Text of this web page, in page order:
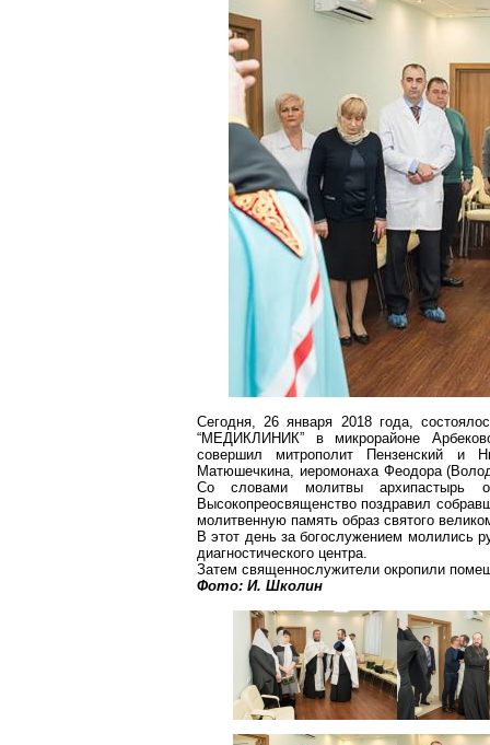
Сегодня, 26 января 2018 года,
“МЕДИКЛИНИК” в микрорайоне
совершил митрополит Пензенский и
Матюшечкина, иеромонаха Феодора
Со словами молитвы архипастырь
Высокопреосвященство поздравил
молитвенную память образ святого
В этот день за богослужением молились
диагностического центра.
Затем священнослужители окропили
Фото: И. Школин